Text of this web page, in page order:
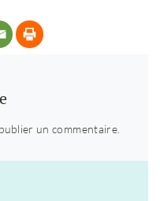
un commentaire.